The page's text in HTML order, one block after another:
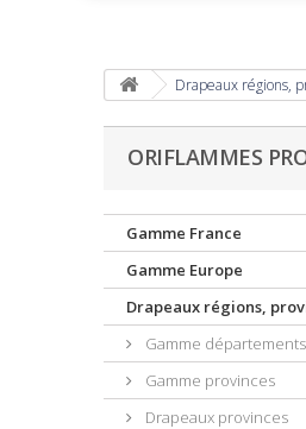
Drapeaux régions,
ORIFLAMMES
Gamme France
Gamme Europe
Drapeaux régions,
Gamme départements
Gamme provinces
Drapeaux provinces